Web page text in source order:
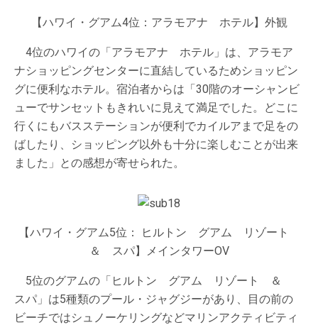
【ハワイ・グアム4位：アラモアナ ホテル】外観
4位のハワイの「アラモアナ ホテル」は、アラモア
ナショッピングセンターに直結しているためショッピン
グに便利なホテル。宿泊者からは「30階のオーシャンビ
ューでサンセットもきれいに見えて満足でした。どこに
行くにもバスステーションが便利でカイルアまで足をの
ばしたり、ショッピング以外も十分に楽しむことが出来
ました」との感想が寄せられた。
【ハワイ・グアム5位： ヒルトン グアム リゾート
＆ スパ】メインタワーOV
5位のグアムの「ヒルトン グアム リゾート ＆
スパ」は5種類のプール・ジャグジーがあり、目の前の
ビーチではシュノーケリングなどマリンアクティビティ